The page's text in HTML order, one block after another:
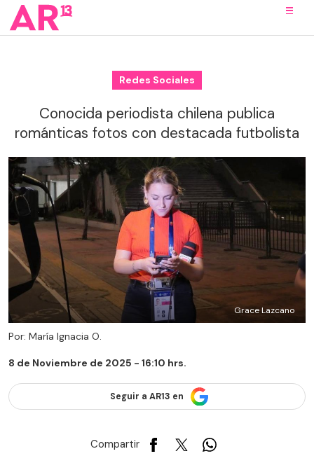
Redes Sociales
Conocida periodista chilena publica
románticas fotos con destacada futbolista
Grace Lazcano
Por: María Ignacia O.
8 de Noviembre de 2025 - 16:10 hrs.
Seguir a AR13 en
Compartir